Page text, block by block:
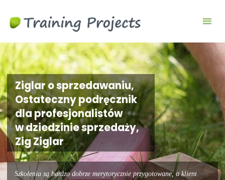
integracyjne,
team
building
Ziglar o sprzedawaniu,
Ostateczny podręcznik
dla profesjonalistów
w dziedzinie sprzedaży,
Zig Ziglar
Szkolenia są bardzo dobrze merytorycznie przygotowane, a klient